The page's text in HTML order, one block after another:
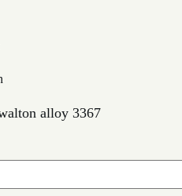
alloy 3367